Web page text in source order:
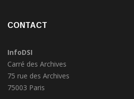
CONTACT
InfoDSI
Carré des Archives
75 rue des Archives
75003 Paris